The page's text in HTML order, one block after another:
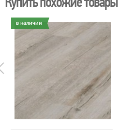
в наличии